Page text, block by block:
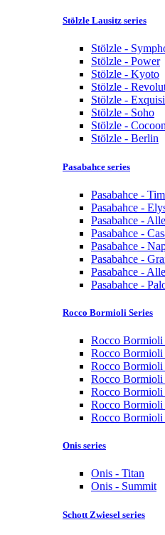
Stölzle Lausitz series
Stölzle -
Stölzle - Power
Stölzle - Kyoto
Stölzle -
Stölzle -
Stölzle - Soho
Stölzle - Cocoon
Stölzle - Berlin
Pasabahce series
Pasabahce -
Pasabahce -
Pasabahce -
Pasabahce -
Pasabahce -
Pasabahce -
Pasabahce -
Pasabahce -
Rocco Bormioli Series
Rocco Bormioli
Rocco
Rocco Bormioli
Rocco Bormioli
Rocco Bormioli
Rocco Bormioli
Rocco Bormioli
Onis series
Onis - Titan
Onis - Summit
Schott Zwiesel series